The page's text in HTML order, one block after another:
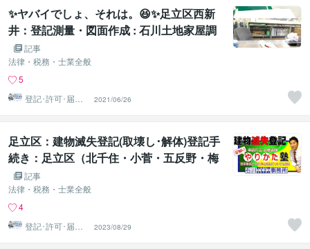
✨ヤバイでしょ、それは。😆✨足立区西新
井：登記測量・図面作成 : 石川土地家屋調
査士・行政書士・海事代理士事務所
記事
法律・税務・士業全般
5
登記･許可･届
出、各種図面作
成
2021/06/26
足立区：建物滅失登記(取壊し･解体)登記手
続き：足立区（北千住・小菅・五反野・梅
島・西新井・竹ノ塚・綾瀬・堀切・牛田･
六町【建物滅失登記】の申請方法や必要書
類等のお話。石川土地家屋調査士･行政書
士･海事代理士事務所
記事
法律・税務・士業全般
4
登記･許可･届
出、各種図面作
成
2023/08/29